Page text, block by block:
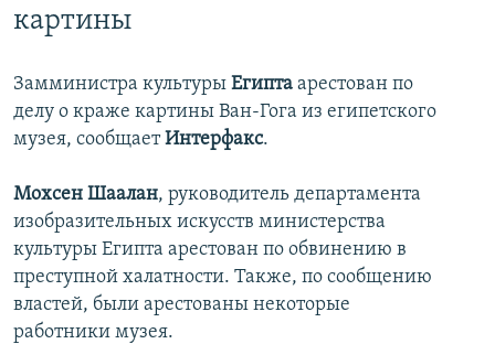
ARAŞDIRMA
MULTIMEDIA
VIDEO
İNFOQRAFIKA
KARIKATURA
RADIO ARXIV
AZƏRBAYCAN ƏDƏBIYYATI KITABXANASI
İSLAM VƏ DEMOKRATIYA
İZ - MƏDƏNIYYƏT PROQRAMI
MISSIYAMIZ
PEŞƏ ETIKASI VƏ JURNALISTIKA STANDARTLARIMIZ
MATERIALLARIMIZDAN ISTIFADƏ
AZADLIQRADIOSU MOBIL TELEFONUNUZDA
BIZI IZLƏ
RFE/RL-in bütün saytları
картины
Замминистра культуры Египта арестован по
делу о краже картины Ван-Гога из египетского
музея, сообщаетИнтерфакс.
Мохсен Шаалан, руководитель департамента
изобразительных искусств министерства
культуры Египта арестован по обвинению в
преступной халатности. Также, по сообщению
властей, были арестованы некоторые
работники музея.